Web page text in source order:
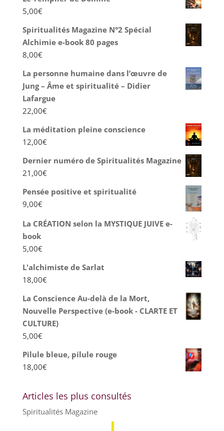
5,00€
Spiritualités Magazine N°2 Spécial
Alchimie e-book 80 pages
8,00€
La personne humaine dans l’œuvre de
Jung – Âme et spiritualité – Didier
Lafargue
22,00€
La méditation pleine conscience
12,00€
Dernier numéro de Spiritualités Magazine
21,00€
Pensée positive et spiritualité
9,00€
La CRÉATION selon la MYSTIQUE JUIVE e-
book
5,00€
L'alchimiste de Sarlat
18,00€
La Conscience Au-delà de la Mort,
Nouvelle Perspective (e-book - CLARTE ET
CULTURE)
5,00€
Pilule bleue, pilule rouge
18,00€
Articles les plus consultés
Spiritualités Magazine